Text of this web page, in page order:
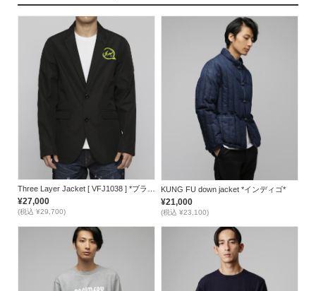
Three Layer Jacket [ VFJ1038 ] *ブラック*
¥27,000
(税込 ¥29,700)
KUNG FU down jacket *インディゴ*
¥21,000
(税込 ¥23,100)